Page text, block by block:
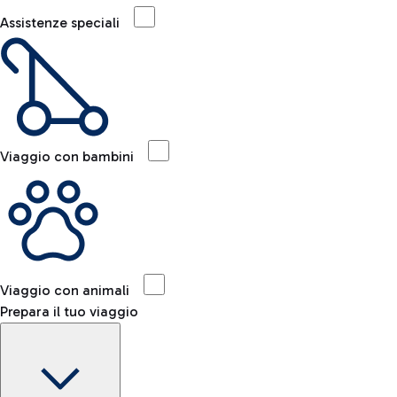
Assistenze speciali
Viaggio con bambini
Viaggio con animali
Prepara il tuo viaggio